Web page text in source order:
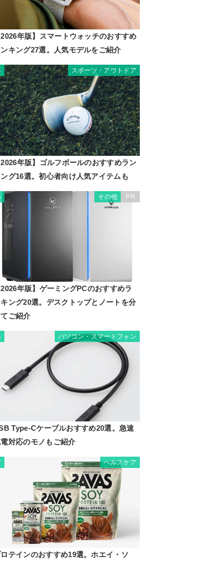
年版】スマートウォッチのおすすめ
キング27選。人気モデルをご紹介
スポーツ・アウトドア
年版】ゴルフボールのおすすめラン
グ16選。初心者向け人気アイテムも
その他 PR
年版】ゲーミングPCのおすすめラ
ング20選。デスクトップとノートを分
ご紹介
パソコン・スマートフォン
Type-Cケーブルおすすめ20選。急速
対応のモノもご紹介
ヘルスケア
テインのおすすめ19選。ホエイ・ソ